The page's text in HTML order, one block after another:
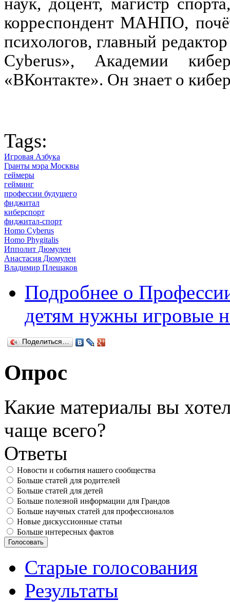
корреспондент МАНПО,
психологов, главный
Cyberus», Академии
«ВКонтакте». Он знает о
Tags:
Игровая Азбука
Гранты мэра Москвы
геймеры
гейминг
профессии будущего
фиджитал
киберспорт
фиджитал-спорт
Homo Cyberus
Homo Phygitalis
Ипполит Дюмулен
Анастасия Дюмулен
Владимир Плешаков
Подробнее о
детям нужны игровые
Поделиться…
Опрос
Какие материалы вы
чаще всего?
Ответы
Новости и события нашего сообщества
Больше статей для родителей
Больше статей для детей
Больше полезной информации для Грандов
Больше научных статей для профессионалов
Новые дискуссионные статьи
Больше интересных фактов
Старые голосования
Результаты